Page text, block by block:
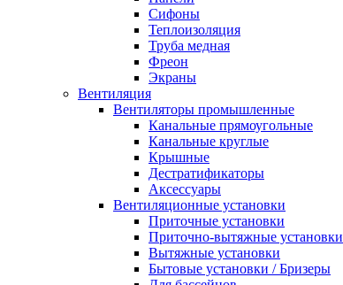
Сифоны
Теплоизоляция
Труба медная
Фреон
Экраны
Вентиляция
Вентиляторы промышленные
Канальные прямоугольные
Канальные круглые
Крышные
Дестратификаторы
Аксессуары
Вентиляционные установки
Приточные установки
Приточно-вытяжные установки
Вытяжные установки
Бытовые установки / Бризеры